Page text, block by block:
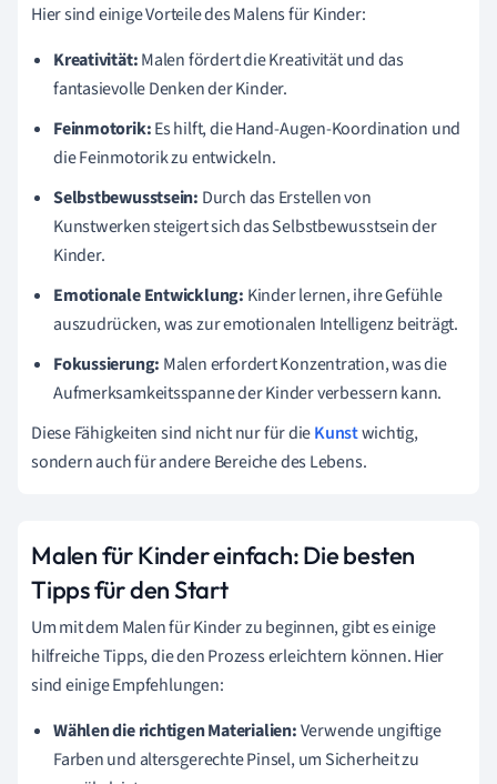
Hier sind einige Vorteile des Malens für Kinder:
Kreativität:Malen fördert die Kreativität und das
fantasievolle Denken der Kinder.
Feinmotorik:Es hilft, die Hand-Augen-Koordination und
die Feinmotorik zu entwickeln.
Selbstbewusstsein: Durch das Erstellen von
Kunstwerken steigert sich das Selbstbewusstsein der
Kinder.
Emotionale Entwicklung: Kinder lernen, ihre Gefühle
auszudrücken, was zur emotionalen Intelligenz beiträgt.
Fokussierung: Malen erfordert Konzentration, was die
Aufmerksamkeitsspanne der Kinder verbessern kann.
Diese Fähigkeiten sind nicht nur für dieKunstwichtig,
sondern auch für andere Bereiche des Lebens.
Malen für Kinder einfach: Die besten
Tipps für den Start
Um mit dem Malen für Kinder zu beginnen, gibt es einige
hilfreiche Tipps, die den Prozess erleichtern können. Hier
sind einige Empfehlungen:
Wählen die richtigen Materialien:Verwende ungiftige
Farben und altersgerechte Pinsel, um Sicherheit zu